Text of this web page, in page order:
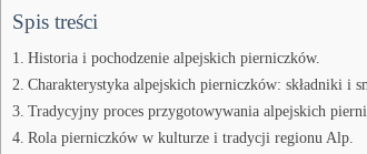
Spis treści
Historia i pochodzenie alpejskich pierniczków.
Charakterystyka alpejskich pierniczków: składniki i
Tradycyjny proces przygotowywania alpejskich
Rola pierniczków w kulturze i tradycji regionu Alp.